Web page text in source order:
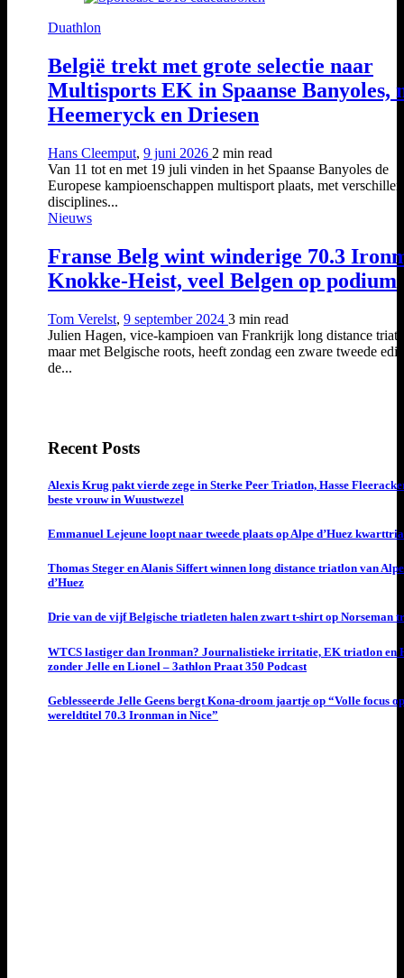
Duathlon
België trekt met grote selectie naar
Multisports EK in Spaanse Banyoles,
Heemeryck en Driesen
Hans Cleemput, 9 juni 2026 2 min read
Van 11 tot en met 19 juli vinden in het Spaanse Banyoles de
Europese kampioenschappen multisport plaats, met
disciplines...
Nieuws
Franse Belg wint winderige 70.3
Knokke-Heist, veel Belgen op podium
Tom Verelst, 9 september 2024 3 min read
Julien Hagen, vice-kampioen van Frankrijk long distance
maar met Belgische roots, heeft zondag een zware tweede
de...
Recent Posts
Alexis Krug pakt vierde zege in Sterke Peer Triatlon, Hasse
beste vrouw in Wuustwezel
Emmanuel Lejeune loopt naar tweede plaats op Alpe d’Huez
Thomas Steger en Alanis Siffert winnen long distance triatlon van Alpe
d’Huez
Drie van de vijf Belgische triatleten halen zwart t-shirt op Norseman
WTCS lastiger dan Ironman? Journalistieke irritatie, EK triatlon en
zonder Jelle en Lionel – 3athlon Praat 350 Podcast
Geblesseerde Jelle Geens bergt Kona-droom jaartje op “Volle focus
wereldtitel 70.3 Ironman in Nice”